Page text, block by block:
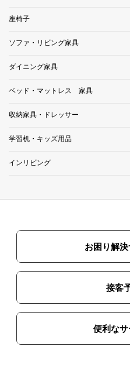
座椅子
ソファ・リビング家具
ダイニング家具
ベッド・マットレス 家具
収納家具・ドレッサー
学習机・キッズ用品
インリビング
お困り解
接客
便利なサ